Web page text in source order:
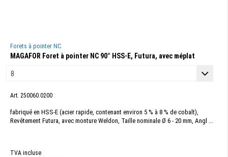
Forets à pointer NC
MAGAFOR Foret à pointer NC 90° HSS-E, Futura, avec méplat
Art. 250060.0200
fabriqué en HSS-E (acier rapide, contenant environ 5 % à 8 % de cobalt),
Revêtement Futura, avec monture Weldon, Taille nominale Ø 6 - 20 mm, Angl ...
TVA incluse